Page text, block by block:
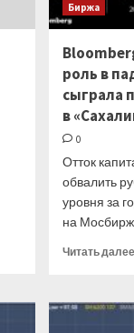
Биржа
роль в
сыграла
в
0
Отток
обвалить
уровня за
на
Читать далее